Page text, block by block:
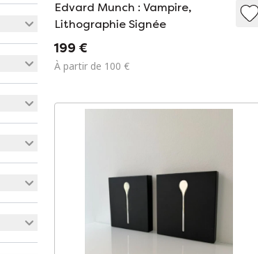
Edvard Munch : Vampire,
Lithographie Signée
199 €
À partir de 100 €